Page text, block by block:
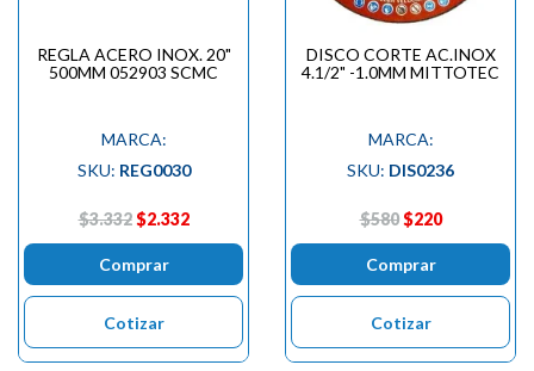
REGLA ACERO INOX. 20"
500MM 052903 SCMC
MARCA:
SKU: REG0030
$3.332 $2.332
Comprar
Cotizar
DISCO CORTE AC.INOX
4.1/2" -1.0MM MITTOTEC
MARCA:
SKU: DIS0236
$580 $220
Comprar
Cotizar